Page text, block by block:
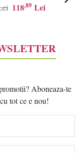
118,89 Lei
Aboneaza-te
tot ce e nou!